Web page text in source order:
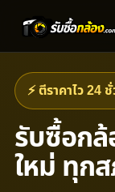
⚡ ตีราคาไว 24
รับซื้อก
ใหม่ ทุก